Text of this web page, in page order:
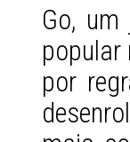
Go,
popular
por